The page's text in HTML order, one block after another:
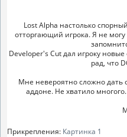
Lost Alpha настолько
отторгающий игрока. Я не могу
Developer's Cut дал игроку
рад, что
Мне невероятно сложно дать
аддоне. Не хватило
Прикрепления: Картинка 1